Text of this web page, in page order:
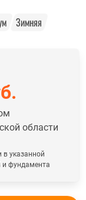
Зимняя
области
в указанной
и фундамента